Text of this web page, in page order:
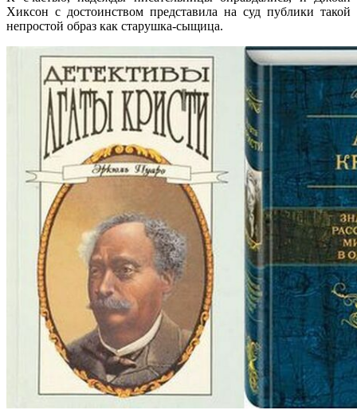
Хиксон с достоинством представила на суд публики такой
непростой образ как старушка-сыщица.